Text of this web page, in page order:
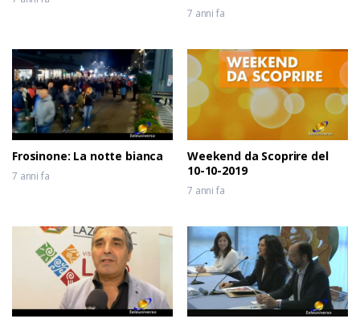
7 anni fa
Frosinone: La notte bianca
7 anni fa
Weekend da Scoprire del
10-10-2019
7 anni fa